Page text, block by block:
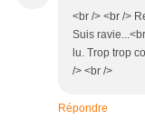
<br /> <br />
Suis
lu. Trop trop
/> <br />
Répondre